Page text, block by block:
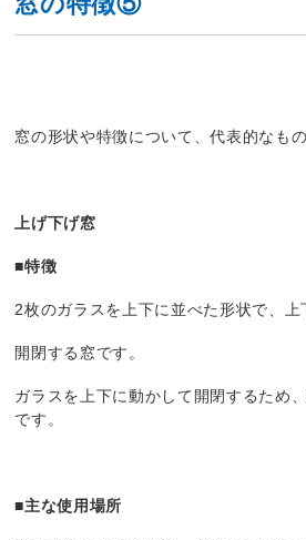
窓の形状や特徴について、代表的なも
上げ下げ窓
■特徴
2枚のガラスを上下に並べた形状で、上
開閉する窓です。
ガラスを上下に動かして開閉するため
です。
■主な使用場所